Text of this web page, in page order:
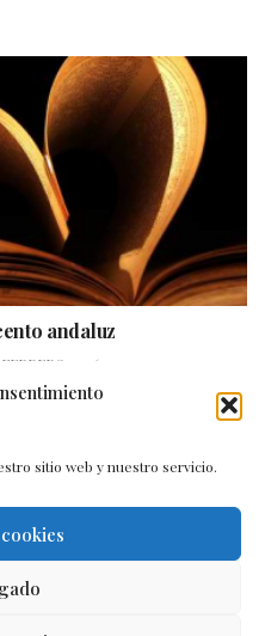
sitio web y nuestro servicio.
andaluz
2026
cookies